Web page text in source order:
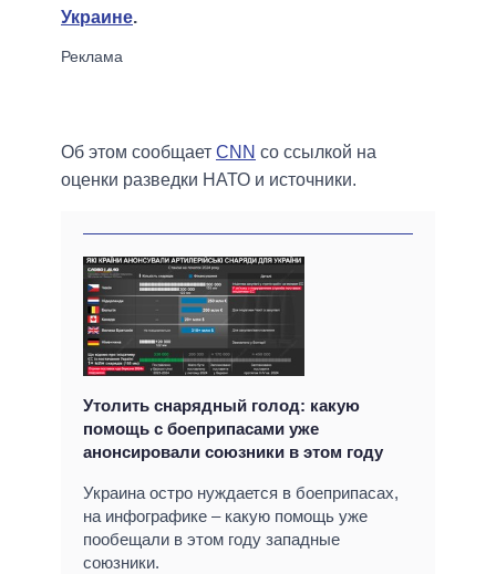
Украине.
Об этом сообщает CNN со ссылкой на
оценки разведки НАТО и источники.
Утолить снарядный голод: какую
помощь с боеприпасами уже
анонсировали союзники в этом году
Украина остро нуждается в боеприпасах,
на инфографике – какую помощь уже
пообещали в этом году западные
союзники.